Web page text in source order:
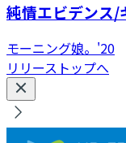
純情エビデンス/
モーニング娘。'20
リリーストップへ